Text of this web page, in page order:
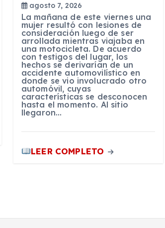
agosto 7, 2026
La mañana de este viernes una
mujer resultó con lesiones de
consideración luego de ser
arrollada mientras viajaba en
una motocicleta. De acuerdo
con testigos del lugar, los
hechos se derivarían de un
accidente automovilístico en
donde se vio involucrado otro
automóvil, cuyas
características se desconocen
hasta el momento. Al sitio
llegaron…
LEER COMPLETO